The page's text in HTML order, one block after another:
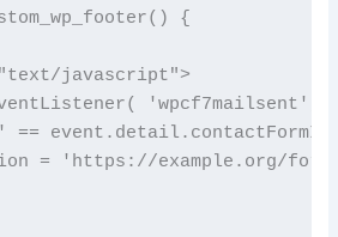
{
javascript">
== event.detail.contactFormId
= 'https://example.org/